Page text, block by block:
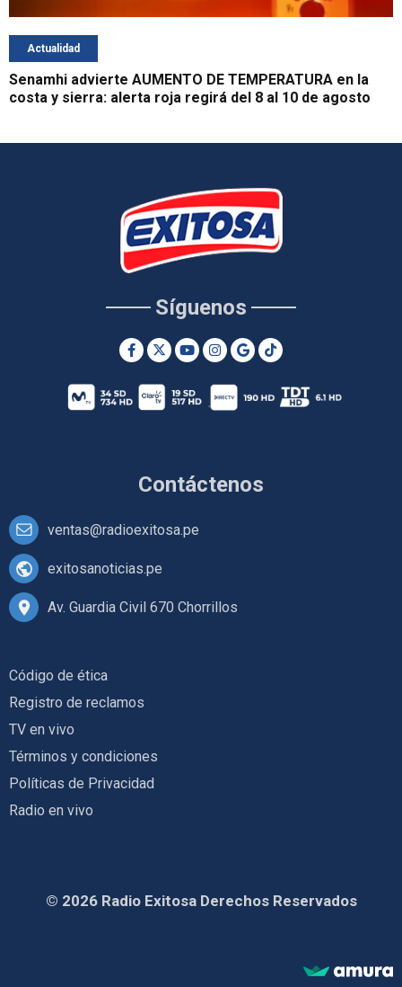
Actualidad
Senamhi advierte AUMENTO DE TEMPERATURA en la
costa y sierra: alerta roja regirá del 8 al 10 de agosto
Contáctenos
ventas@radioexitosa.pe
exitosanoticias.pe
Av. Guardia Civil 670 Chorrillos
Síguenos
Código de ética
Registro de reclamos
TV en vivo
Términos y condiciones
Políticas de Privacidad
Radio en vivo
© 2026 Radio Exitosa Derechos Reservados